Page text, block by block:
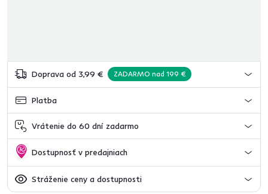
Doprava od 3,99 € ZADARMO nad 199 €
Platba
Vrátenie do 60 dní zadarmo
Dostupnosť v predajniach
Stráženie ceny a dostupnosti